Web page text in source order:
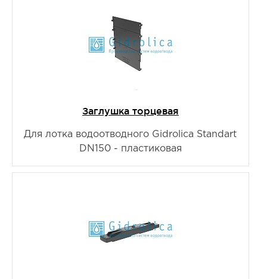
Заглушка торцевая
Для лотка водоотводного Gidrolica Standart
DN150 - пластиковая